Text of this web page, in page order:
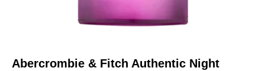
Abercrombie & Fitch Authentic Night